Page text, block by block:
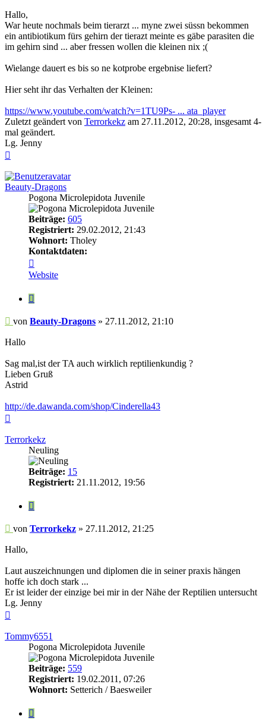
Hallo,
War heute nochmals beim tierarzt ... myne zwei süssn bekommen
ein antibiotikum fürs gehirn der tierazt meinte es gäbe parasiten die
im gehirn sind ... aber fressen wollen die kleinen nix ;(
Wielange dauert es bis so ne kotprobe ergebnise liefert?
Hier seht ihr das Verhalten der Kleinen:
https://www.youtube.com/watch?v=1TU9Ps- ... ata_player
Zuletzt geändert von Terrorkekz am 27.11.2012, 20:28, insgesamt 4-
mal geändert.
Lg. Jenny
Beauty-Dragons
Pogona Microlepidota Juvenile
Beiträge: 605
Registriert: 29.02.2012, 21:43
Wohnort: Tholey
Kontaktdaten:
von
Beauty-
Dragons
Website
Zitieren
Beitrag
von Beauty-Dragons » 27.11.2012, 21:10
Hallo
Sag mal,ist der TA auch wirklich reptilienkundig ?
Lieben Gruß
Astrid
http://de.dawanda.com/shop/Cinderella43
Terrorkekz
Neuling
Beiträge: 15
Registriert: 21.11.2012, 19:56
Zitieren
Beitrag
von Terrorkekz » 27.11.2012, 21:25
Hallo,
Laut auszeichnungen und diplomen die in seiner praxis hängen
hoffe ich doch stark ...
Er ist leider der einzige bei mir in der Nähe der Reptilien untersucht
Lg. Jenny
Tommy6551
Pogona Microlepidota Juvenile
Beiträge: 559
Registriert: 19.02.2011, 07:26
Wohnort: Setterich / Baesweiler
Zitieren